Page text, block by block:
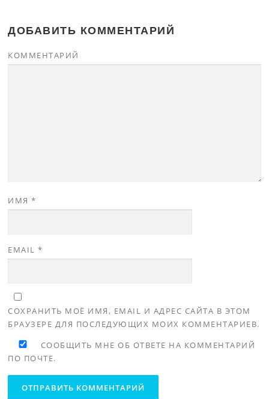
ДОБАВИТЬ КОММЕНТАРИЙ
КОММЕНТАРИЙ
ИМЯ*
EMAIL*
СОХРАНИТЬ МОЁ ИМЯ, EMAIL И АДРЕС САЙТА В ЭТОМ
БРАУЗЕРЕ ДЛЯ ПОСЛЕДУЮЩИХ МОИХ КОММЕНТАРИЕВ.
СООБЩИТЬ МНЕ ОБ ОТВЕТЕ НА КОММЕНТАРИЙ
ПО ПОЧТЕ.